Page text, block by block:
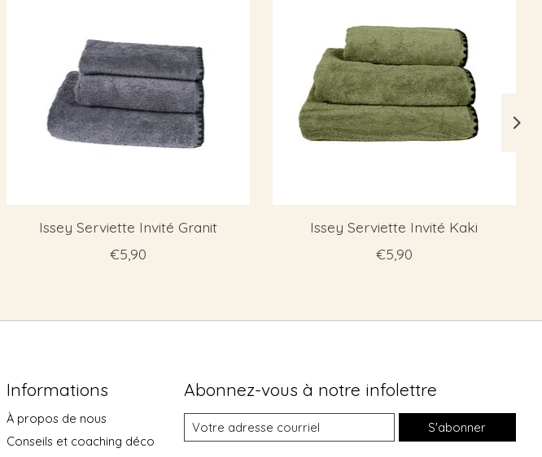
Issey Serviette Invité Granit
€5,90
Issey Serviette Invité Kaki
€5,90
Informations
À propos de nous
Conseils et coaching déco
Abonnez-vous à notre infolettre
S'abonner